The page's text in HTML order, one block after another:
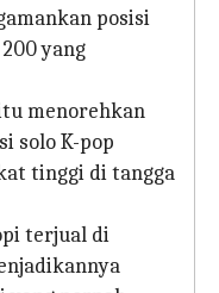
posisi
yang
menorehkan
solo K-pop
tinggi di tangga
terjual di